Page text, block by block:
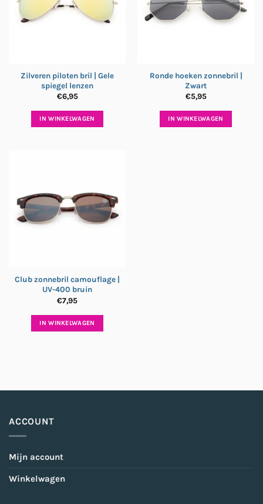
Zilveren piloten bril | Gele
spiegel lenzen
€6,95
IN WINKELWAGEN
Ronde hoeken zonnebril |
Zwart
€5,95
IN WINKELWAGEN
Club zonnebril camouflage |
UV-400 bruin
€7,95
IN WINKELWAGEN
ACCOUNT
Mijn account
Winkelwagen